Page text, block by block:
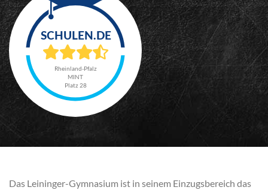
Rheinland-Pfalz
MINT
Platz 28
Das Leininger-Gymnasium ist in seinem Einzugsbereich das